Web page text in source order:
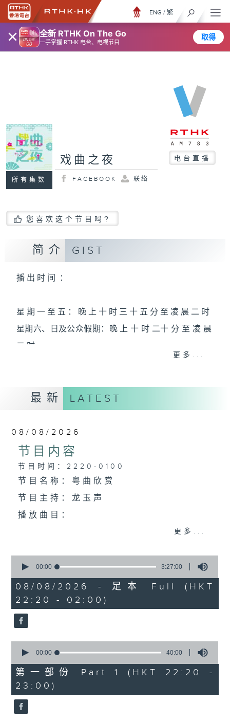
× 全新 RTHK On The Go
一手掌握 RTHK 电台、电视节目
取得
ENG / 繁
所有集数
戏曲之夜 电台直播
FACEBOOK 联络
您喜欢这个节目吗?
简介 GIST
播 出 时 间 ：
星 期 一 至 五 ： 晚 上 十 时 三 十 五 分 至 凌 晨 二 时
星期六、日及公众假期：晚 上 十 时 二十 分 至 凌 晨
二 时
黄可柔、马崇恩、萧桐、陈婉红、红萍、林玉琴、陈
为顾及平日需要上班的听众，《戏曲之夜》安排在每
个晚上播放粤曲，以地方语言介绍京剧、潮剧、越剧
等；务求以同一语言介绍同一剧种，望能令广大听众
有更亲切的感受。
更多...
最新 LATEST
08/08/2026
节目内容
节目时间：2220-0100
节目名称：粤曲欣赏
节目主持：龙玉声
播放曲目：
1. 「潞安州」
由 彭炽权、郑培英 主唱
由 文千岁、卢秋萍 主唱
3. 「花蕊夫人之去国题词、刧后描容」
更多...
seconds
3
hours,
27
minutes,
0
seconds
00:00 3:27:00
08/08/2026 - 足本 Full (HKT
22:20 - 02:00)
seconds
40
minutes,
0
seconds
00:00 40:00
第一部份 Part 1 (HKT 22:20 -
23:00)